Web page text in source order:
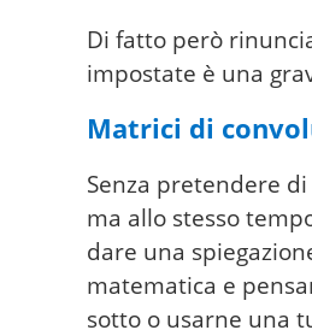
Di fatto però
impostate è una
Matrici di
Senza pretendere
ma allo stesso
dare una
matematica e
sotto o usarne una